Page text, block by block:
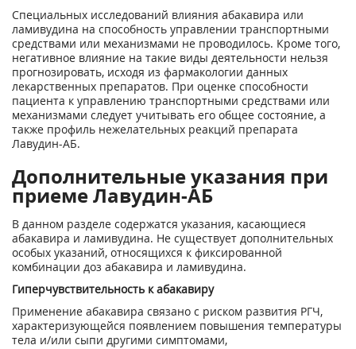
Специальных исследований влияния абакавира или
ламивудина на способность управлении транспортными
средствами или механизмами не проводилось. Кроме того,
негативное влияние на такие виды деятельности нельзя
прогнозировать, исходя из фармакологии данных
лекарственных препаратов. При оценке способности
пациента к управлению транспортными средствами или
механизмами следует учитывать его общее состояние, а
также профиль нежелательных реакций препарата
Лавудин-АБ.
Дополнительные указания при
приеме Лавудин-АБ
В данном разделе содержатся указания, касающиеся
абакавира и ламивудина. Не существует дополнительных
особых указаний, относящихся к фиксированной
комбинации доз абакавира и ламивудина.
Гиперчувствительность к абакавиру
Применение абакавира связано с риском развития РГЧ,
характеризующейся появлением повышения температуры
тела и/или сыпи другими симптомами,